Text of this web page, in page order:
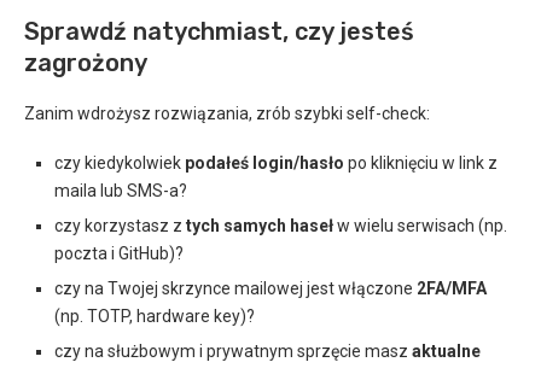
Sprawdź natychmiast, czy jesteś
zagrożony
Zanim wdrożysz rozwiązania, zrób szybki self-check:
czy kiedykolwiek podałeś login/hasło po kliknięciu w link z
maila lub SMS-a?
czy korzystasz z tych samych hasełw wielu serwisach (np.
poczta i GitHub)?
czy na Twojej skrzynce mailowej jest włączone 2FA/MFA
(np. TOTP, hardware key)?
czy na służbowym i prywatnym sprzęcie masz aktualne